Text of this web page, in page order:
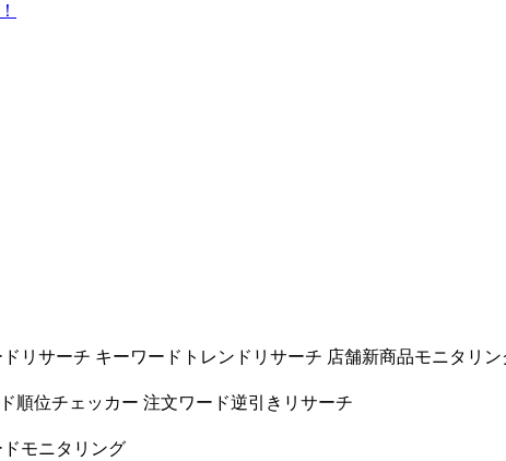
リサーチ キーワードトレンドリサーチ 店舗新商品モニタリン
順位チェッカー 注文ワード逆引きリサーチ
モニタリング